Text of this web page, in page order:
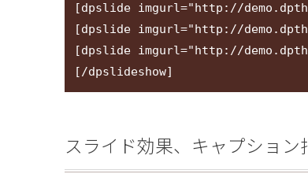
[dpslide imgurl="http://
[dpslide imgurl="http://
[dpslide imgurl="http://
[/dpslideshow]
スライド効果、キャプショ